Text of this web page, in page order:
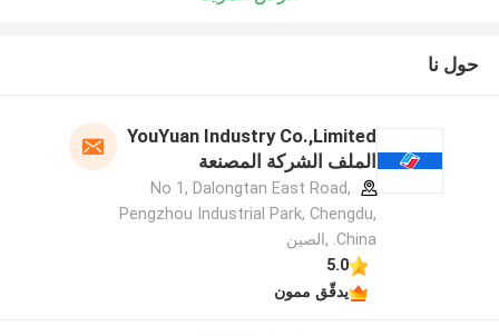
حول نا
YouYuan Industry Co.,Limited
الملف الشركة المصنعة
No 1, Dalongtan East Road,
Pengzhou Industrial Park, Chengdu,
China. ,الصين
5.0
يدقّق ممون